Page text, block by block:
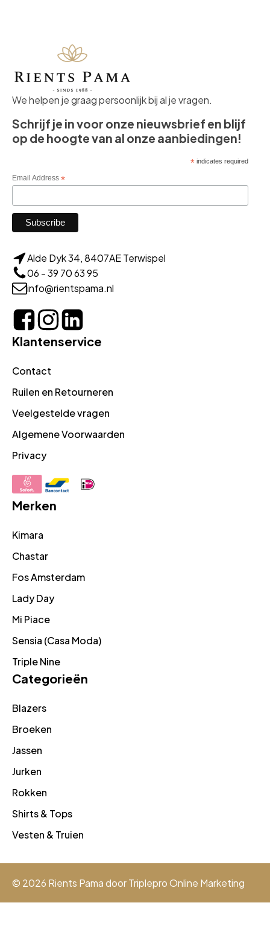
We helpen je graag persoonlijk bij al je vragen.
Schrijf je in voor onze nieuwsbrief en blijf
op de hoogte van al onze aanbiedingen!
*indicates required
Email Address *
Alde Dyk 34, 8407AE Terwispel
06 - 39 70 63 95
info@rientspama.nl
Klantenservice
Contact
Ruilen en Retourneren
Veelgestelde vragen
Algemene Voorwaarden
Privacy
Merken
Kimara
Chastar
Fos Amsterdam
Lady Day
Mi Piace
Sensia (Casa Moda)
Triple Nine
Categorieën
Blazers
Broeken
Jassen
Jurken
Rokken
Shirts & Tops
Vesten & Truien
© 2026 Rients Pama doorTriplepro Online Marketing